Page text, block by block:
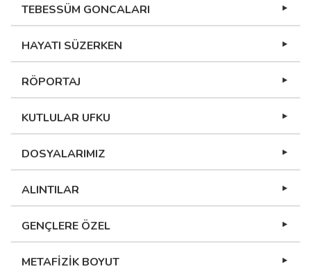
TEBESSÜM GONCALARI
HAYATI SÜZERKEN
RÖPORTAJ
KUTLULAR UFKU
DOSYALARIMIZ
ALINTILAR
GENÇLERE ÖZEL
METAFİZİK BOYUT